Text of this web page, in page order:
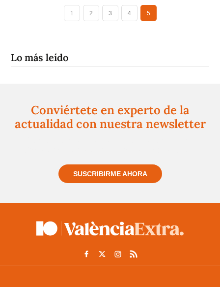
1 2 3 4 5
Lo más leído
Conviértete en experto de la
actualidad con nuestra newsletter
SUSCRIBIRME AHORA